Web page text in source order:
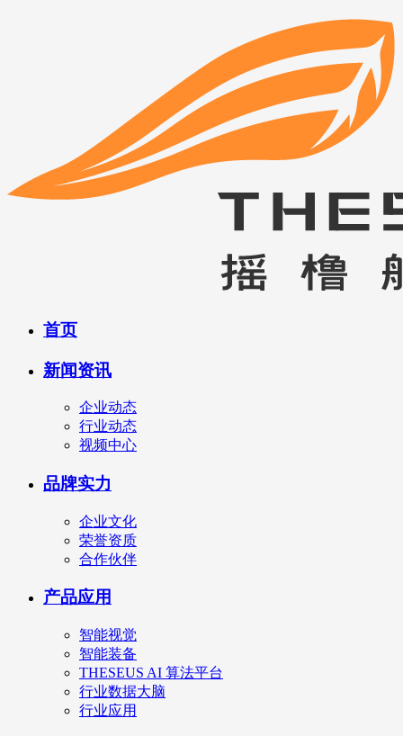
首页
新闻资讯
企业动态
行业动态
视频中心
品牌实力
企业文化
荣誉资质
合作伙伴
产品应用
智能视觉
智能装备
THESEUS AI 算法平台
行业数据大脑
行业应用